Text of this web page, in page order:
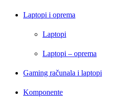
Laptopi i oprema
Laptopi
Laptopi – oprema
Gaming računala i laptopi
Komponente